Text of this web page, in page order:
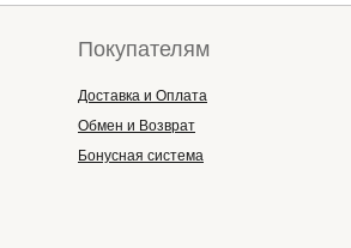
Доставка и Оплата
Обмен и Возврат
Бонусная система
Покупателям